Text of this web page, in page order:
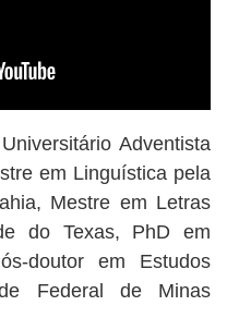
Adventista
em Linguística pela
Mestre em Letras
do Texas, PhD em
doutor em Estudos
Federal de Minas